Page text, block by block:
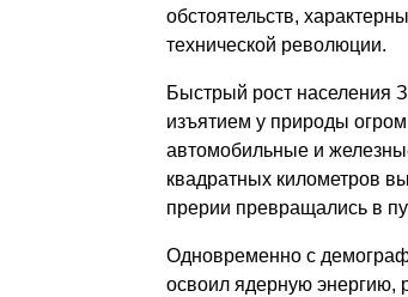
обстоятельств,
технической революции.
Быстрый рост населения
изъятием у природы
автомобильные и
квадратных километров
прерии превращались в
Одновременно с
освоил ядерную энергию,